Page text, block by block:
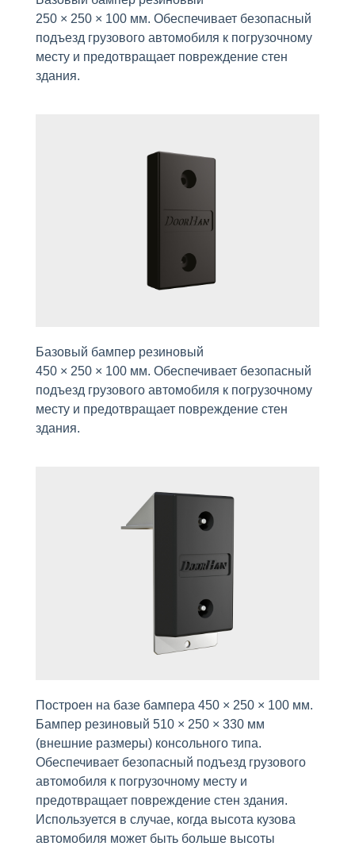
250 × 250 × 100 мм. Обеспечивает безопасный
подъезд грузового автомобиля к погрузочному
месту и предотвращает повреждение стен
здания.
Базовый бампер резиновый
450 × 250 × 100 мм. Обеспечивает безопасный
подъезд грузового автомобиля к погрузочному
месту и предотвращает повреждение стен
здания.
Построен на базе бампера 450 × 250 × 100 мм.
Бампер резиновый 510 × 250 × 330 мм
(внешние размеры) консольного типа.
Обеспечивает безопасный подъезд грузового
автомобиля к погрузочному месту и
предотвращает повреждение стен здания.
Используется в случае, когда высота кузова
автомобиля может быть больше высоты